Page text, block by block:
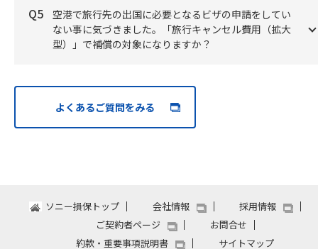
Q5
空港で旅行先の出国に必要となるビザの申請をしてい
ない事に気づきました。「旅行キャンセル費用（拡大
型）」で補償の対象になりますか？
よくあるご質問をみる
ソニー損保トップ 会社情報
採用情報
ご契約者ページ
お問合せ
約款・重要事項説明書
サイトマップ